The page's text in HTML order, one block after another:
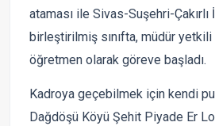
ataması ile Sivas-Suşehri-
birleştirilmiş sınıfta, müdür
öğretmen olarak göreve başladı.
Kadroya geçebilmek için kendi
Dağdöşü Köyü Şehit Piyade Er